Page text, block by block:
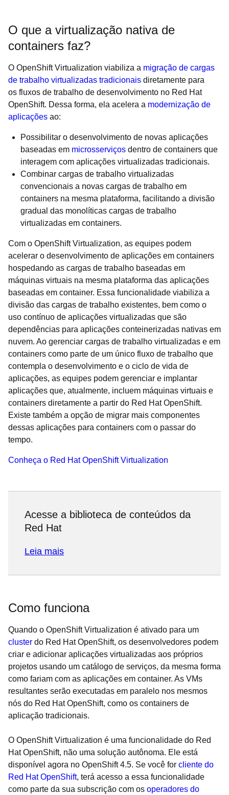
O que a virtualização nativa de
containers faz?
O OpenShift Virtualization viabiliza a migração de cargas
de trabalho virtualizadas tradicionais diretamente para
os fluxos de trabalho de desenvolvimento no Red Hat
OpenShift. Dessa forma, ela acelera a modernização de
aplicações ao:
Possibilitar o desenvolvimento de novas aplicações
baseadas em microsserviços dentro de containers que
interagem com aplicações virtualizadas tradicionais.
Combinar cargas de trabalho virtualizadas
convencionais a novas cargas de trabalho em
containers na mesma plataforma, facilitando a divisão
gradual das monolíticas cargas de trabalho
virtualizadas em containers.
Com o OpenShift Virtualization, as equipes podem
acelerar o desenvolvimento de aplicações em containers
hospedando as cargas de trabalho baseadas em
máquinas virtuais na mesma plataforma das aplicações
baseadas em container. Essa funcionalidade viabiliza a
divisão das cargas de trabalho existentes, bem como o
uso contínuo de aplicações virtualizadas que são
dependências para aplicações conteinerizadas nativas em
nuvem. Ao gerenciar cargas de trabalho virtualizadas e em
containers como parte de um único fluxo de trabalho que
contempla o desenvolvimento e o ciclo de vida de
aplicações, as equipes podem gerenciar e implantar
aplicações que, atualmente, incluem máquinas virtuais e
containers diretamente a partir do Red Hat OpenShift.
Existe também a opção de migrar mais componentes
dessas aplicações para containers com o passar do
tempo.
Conheça o Red Hat OpenShift Virtualization
Acesse a biblioteca de conteúdos da
Red Hat
Leia mais
Como funciona
Quando o OpenShift Virtualization é ativado para um
cluster do Red Hat OpenShift, os desenvolvedores podem
criar e adicionar aplicações virtualizadas aos próprios
projetos usando um catálogo de serviços, da mesma forma
como fariam com as aplicações em container. As VMs
resultantes serão executadas em paralelo nos mesmos
nós do Red Hat OpenShift, como os containers de
aplicação tradicionais.
O OpenShift Virtualization é uma funcionalidade do Red
Hat OpenShift, não uma solução autônoma. Ele está
disponível agora no OpenShift 4.5. Se você for cliente do
Red Hat OpenShift, terá acesso a essa funcionalidade
como parte da sua subscrição com os operadores do